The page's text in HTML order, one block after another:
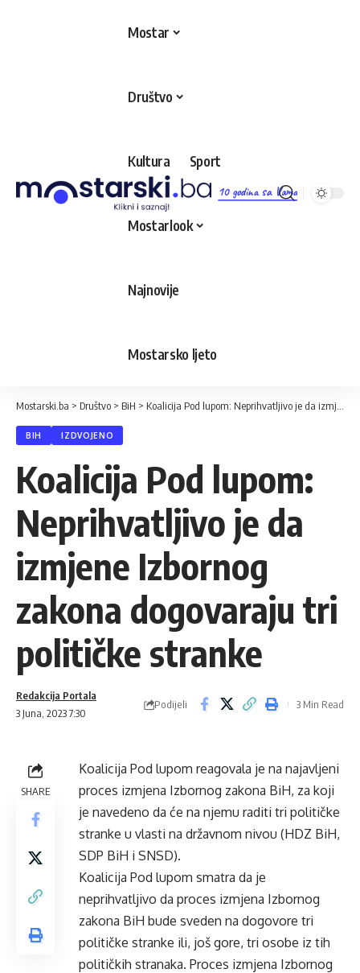
10 godina sa Vama
Mostar
Društvo
Kultura Sport
Mostarlook
Najnovije
Mostarsko ljeto
Mostarski.ba > Društvo > BiH > Koalicija Pod lupom: Neprihvatljivo je da izmjene Izbornog zakona dogovaraju tri političke stranke
BIH IZDVOJENO
Koalicija Pod lupom:
Neprihvatljivo je da
izmjene Izbornog
zakona dogovaraju tri
političke stranke
3 Juna, 2023 7:30
Redakcija Portala
Podijeli 3 Min Read
SHARE
Koalicija Pod lupom reagovala je na najavljeni
proces izmjena Izbornog zakona BiH, za koji
je navedeno da će na njemu raditi tri političke
stranke u vlasti na državnom nivou (HDZ BiH,
SDP BiH i SNSD).
Koalicija Pod lupom smatra da je
neprihvatljivo da proces izmjena Izbornog
zakona BiH bude sveden na dogovore tri
političke stranke ili, još gore, tri osobe iz tih
političkih stranaka. Proces izmjena Izbornog